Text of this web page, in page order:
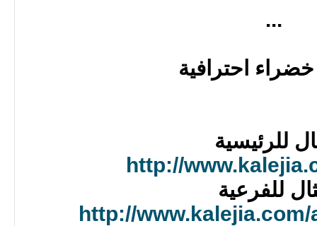
...
احترافية
للرئيسية
http://
للفرعية
http://